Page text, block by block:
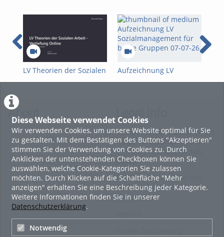
Diese Webseite verwendet Cookies
Wir verwenden Cookies, um unsere Website optimal für Sie
zu gestalten. Mit dem Bestätigen des Buttons "Akzeptieren"
stimmen Sie der Verwendung von Cookies zu. Durch
Anklicken der untenstehenden Checkboxen können Sie
auswählen, welche Cookie-Kategorien Sie zulassen
möchten. Durch Klicken auf die Schaltfläche "Mehr
anzeigen" erhalten Sie eine Beschreibung jeder Kategorie.
Weitere Informationen finden Sie in unserer
Datenschutzerklärung.
Notwendig
LV Theorien der Sozialen
Arbeit - Vertiefung
Aufzeichnung LV
Sozialmanagement für
About Legal Info
Terms and Conditions for the
Usage of this ViMP based
website (including all sub-
pages)
Privacy Statement for this
ViMP based Website incl.
Sub-pages